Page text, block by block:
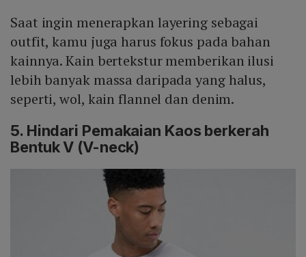
Saat ingin menerapkan layering sebagai
outfit, kamu juga harus fokus pada bahan
kainnya. Kain bertekstur memberikan ilusi
lebih banyak massa daripada yang halus,
seperti, wol, kain flannel dan denim.
5. Hindari Pemakaian Kaos berkerah
Bentuk V (V-neck)